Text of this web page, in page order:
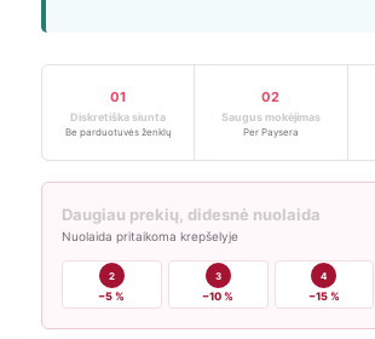
01
Diskretiška siunta
Be parduotuvės ženklų
02
Saugus mokėjimas
Per Paysera
Daugiau prekių, didesnė nuolaida
Nuolaida pritaikoma krepšelyje
2
−5 %
3
−10 %
4
−15 %